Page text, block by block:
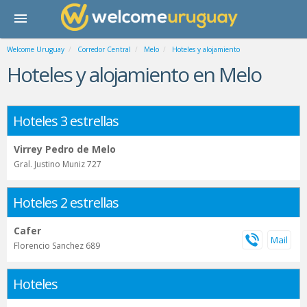
Welcome Uruguay Corredor Central Melo Hoteles y alojamiento
Hoteles y alojamiento en Melo
Hoteles 3 estrellas
Virrey Pedro de Melo
Gral. Justino Muniz 727
Hoteles 2 estrellas
Cafer
Florencio Sanchez 689
Hoteles